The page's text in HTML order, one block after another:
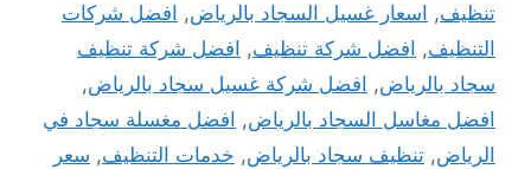
تنظيف, اسعار غسيل السجاد بالرياض, افضل شركات
التنظيف, افضل شركة تنظيف, افضل شركة تنظيف
سجاد بالرياض, افضل شركة غسيل سجاد بالرياض,
افضل مغاسل السجاد بالرياض, افضل مغسلة سجاد في
الرياض, تنظيف سجاد بالرياض, خدمات التنظيف, سعر